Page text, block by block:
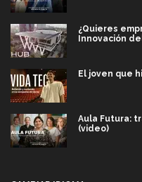
¿Quieres
Innovación
El joven que
Aula Futura:
(video)